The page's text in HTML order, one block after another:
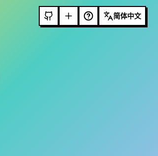
简体中文